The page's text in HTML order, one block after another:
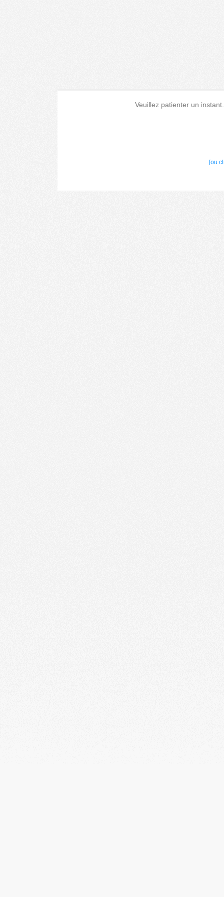
Veuillez patienter un
[ou